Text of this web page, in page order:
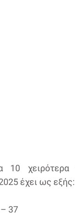
χειρότερα
έχει ως εξής:
37